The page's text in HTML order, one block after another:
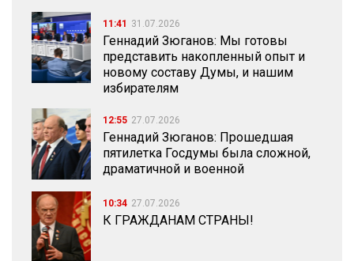
11:41 31.07.2026
Геннадий Зюганов: Мы готовы
представить накопленный опыт и
новому составу Думы, и нашим
избирателям
12:55 27.07.2026
Геннадий Зюганов: Прошедшая
пятилетка Госдумы была сложной,
драматичной и военной
10:34 27.07.2026
К ГРАЖДАНАМ СТРАНЫ!